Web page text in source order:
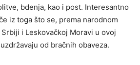
bdenja, kao i post. Interesantno
iz toga što se, prema narodnom
i Leskovačkoj Moravi u ovoj
od bračnih obaveza.